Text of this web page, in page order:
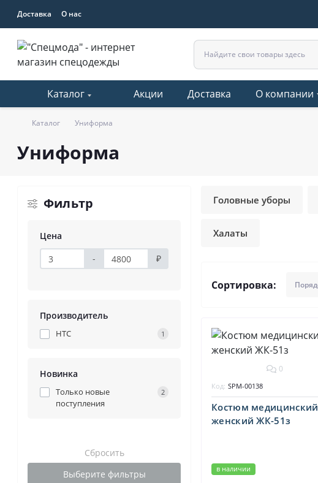
Доставка О нас
Каталог Акции Доставка О компании
Каталог Униформа
Униформа
Фильтр
Цена
-
₽
Производитель
HTC 1
Новинка
Только новые
поступления
2
Сбросить
Выберите фильтры
Головные уборы
Халаты
Сортировка:
0
Костюм медицинский
женский ЖК-51з
в наличии
Код: SPM-00138